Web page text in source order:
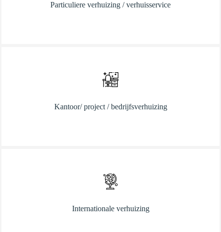
Particuliere verhuizing / verhuisservice
Kantoor/ project / bedrijfsverhuizing
Internationale verhuizing